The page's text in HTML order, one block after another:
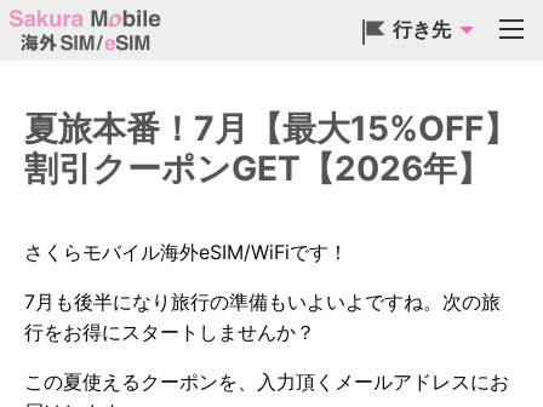
行き先
夏旅本番！7月【最大15%OFF】
割引クーポンGET【2026年】
さくらモバイル海外eSIM/WiFiです！
7月も後半になり旅行の準備もいよいよですね。次の旅
行をお得にスタートしませんか？
この夏使えるクーポンを、入力頂くメールアドレスにお